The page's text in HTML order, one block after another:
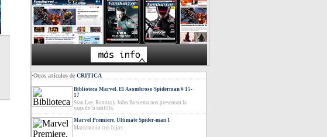
·Otros artículos de CRITICA
Biblioteca Marvel. El Asombroso Spiderman # 15-
17
Stan Lee, Romita y John Buscema nos presentan la
saga de la tablilla
Marvel Premiere. Ultimate Spider-man 1
Matrimonio con hijos